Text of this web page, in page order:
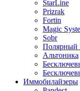
StarLine
Prizrak
Fortin
Magic
Sobr
Полярный
Альтоника
Иммобилайзеры